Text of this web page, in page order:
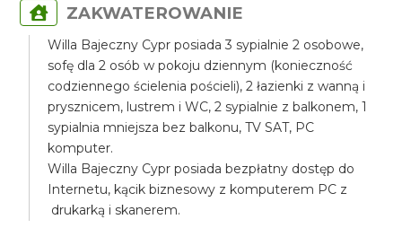
ZAKWATEROWANIE
Willa Bajeczny Cypr posiada 3 sypialnie 2 osobowe,
sofę dla 2 osób w pokoju dziennym (konieczność
codziennego ścielenia pościeli), 2 łazienki z wanną i
prysznicem, lustrem i WC, 2 sypialnie z balkonem, 1
sypialnia mniejsza bez balkonu, TV SAT, PC
komputer.
Willa Bajeczny Cypr posiada bezpłatny dostęp do
Internetu, kącik biznesowy z komputerem PC z
drukarką i skanerem.